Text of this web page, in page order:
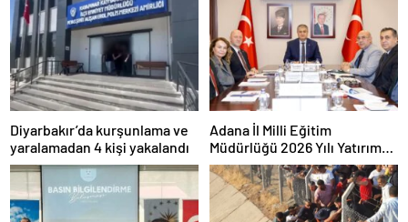
Diyarbakır’da kurşunlama ve
yaralamadan 4 kişi yakalandı
Adana İl Milli Eğitim
Müdürlüğü 2026 Yılı Yatırım
Programı değerlendirildi